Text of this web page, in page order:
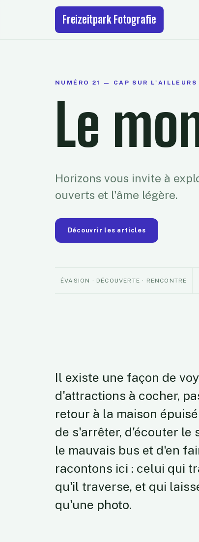
Freizeitpark Fotografie
NUMÉRO 21 — CAP SUR L'AILLEURS
Le
Horizons vous invite à
ouverts et l'âme légère.
Découvrir les articles
ÉVASION · DÉCOUVERTE · RENCONTRE
Il existe une façon de
d'attractions à cocher,
retour à la maison
de s'arrêter, d'écouter le
le mauvais bus et d'en
racontons ici : celui qui
qu'il traverse, et qui
qu'une photo.